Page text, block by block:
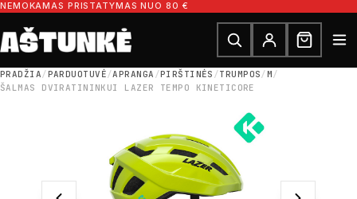
Pereiti prie turinio
NEMOKAMAS PRISTATYMAS NUO 80 €
Ieškoti dalių
Ieškoti
PRADŽIA/PARDUOTUVĖ/APRANGA /PIRŠTINĖS /TRUMPOS/M/
ŠALMAS DVIRATININKUI LAZER TEMPO KINETICORE